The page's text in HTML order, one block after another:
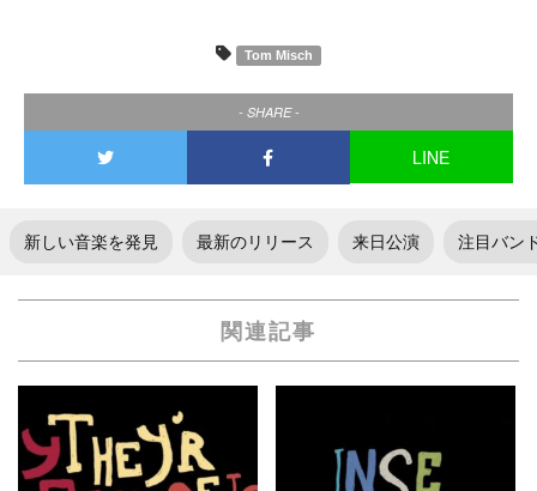
Tom Misch
- SHARE -
LINE
新しい音楽を発見 最新のリリース 来日公演 注目バン
関連記事